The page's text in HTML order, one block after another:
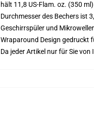
hält 11,8 US-Flam. oz. (350 ml)
Durchmesser des Bechers ist
Geschirrspüler und
Wraparound Design gedruckt
Da jeder Artikel nur für Sie